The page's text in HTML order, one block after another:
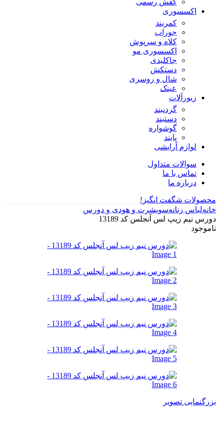
کفش رسمی
اکسسوری
کمربند
جوراب
کلاه و سرپوش
اکسسوری مو
جاکلیدی
دستکش
شال و روسری
عینک
زیورآلات
گردنبند
دستبند
گوشواره
پابند
لوازم آرایشی
سوالات متداول
تماس با ما
درباره ما
محصولات شگفت انگیز!
خانهلباس زنانهسویشرت و هودی و دورس
دورس نیم زیپ لس آنجلس کد 13189
ناموجود
بزرگنمایی تصویر